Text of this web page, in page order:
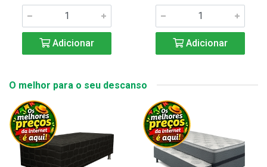
Adicionar Adicionar
O melhor para o seu descanso